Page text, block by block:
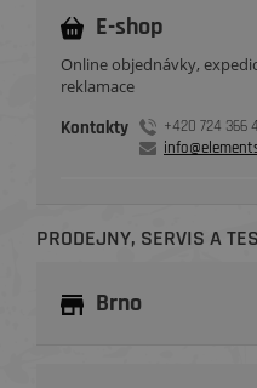
E-shop
Online objednávky,
reklamace
Kontakty
+420 724 366
PRODEJNY, SERVIS A
Brno